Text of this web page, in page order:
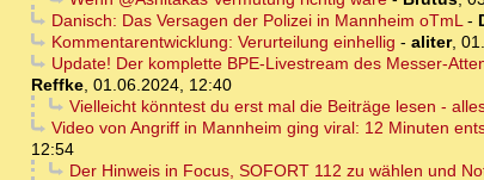
Danisch: Das Versagen der Polizei in Mannheim oTmL-
Kommentarentwicklung: Verurteilung einhellig - aliter,
Update! Der komplette BPE-Livestream des Messer-
Reffke, 01.06.2024, 12:40
Vielleicht könntest du erst mal die Beiträge lesen -
Video von Angriff in Mannheim ging viral: 12 Minuten
12:54
Der Hinweis in Focus, SOFORT 112 zu wählen und